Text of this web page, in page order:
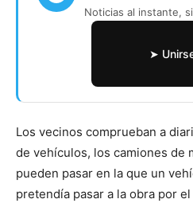
Noticias al instante,
➤
Los vecinos comprueban a
de vehículos, los camiones de
pueden pasar en la que un
pretendía pasar a la obra por